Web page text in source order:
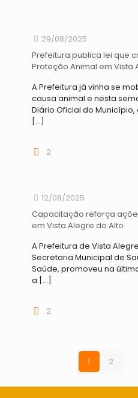
29/08/2025
Prefeitura publica lei que
Proteção Animal em Vista
A Prefeitura já vinha se
causa animal e nesta
Diário Oficial do Município,
[…]
2
12/08/2025
Capacitação reforça
em Vista Alegre do Alto
A Prefeitura de Vista
Secretaria Municipal de
Saúde, promoveu na
a […]
2
1 2